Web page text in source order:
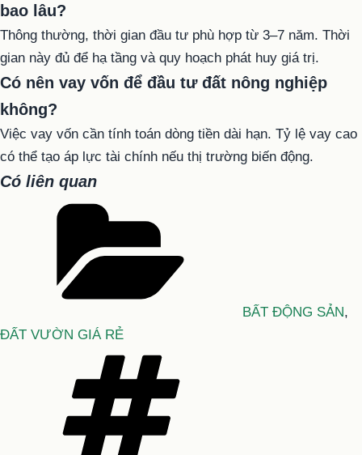
bao lâu?
Thông thường, thời gian đầu tư phù hợp từ 3–7 năm. Thời
gian này đủ để hạ tầng và quy hoạch phát huy giá trị.
Có nên vay vốn để đầu tư đất nông nghiệp
không?
Việc vay vốn cần tính toán dòng tiền dài hạn. Tỷ lệ vay cao
có thể tạo áp lực tài chính nếu thị trường biến động.
Có liên quan
BẤT ĐỘNG SẢN,
ĐẤT VƯỜN GIÁ RẺ